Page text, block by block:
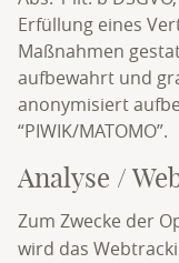
Erfüllung eines
Maßnahmen
aufbewahrt und
anonymisiert
“PIWIK/MATOMO”.
Analyse /
Zum Zwecke der
wird das